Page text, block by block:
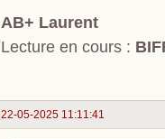
AB+ Laurent
Lecture en cours :
22-05-2025 11:11:41